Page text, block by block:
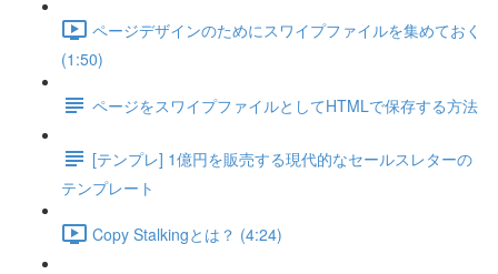
ページデザインのためにスワイプファイルを集めておく
(1:50)
ページをスワイプファイルとしてHTMLで保存する方法
[テンプレ] 1億円を販売する現代的なセールスレターの
テンプレート
Copy Stalkingとは？ (4:24)